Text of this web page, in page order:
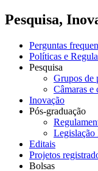
Pesquisa,
Perguntas
Políticas e
Pesquisa
Grupos de
Câmaras e
Inovação
Pós-graduação
Legislação
Editais
Projetos
Bolsas